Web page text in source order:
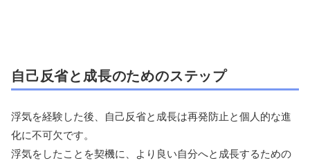
自己反省と成長のためのステップ
浮気を経験した後、自己反省と成長は再発防止と個人的な進
化に不可欠です。
浮気をしたことを契機に、より良い自分へと成長するための